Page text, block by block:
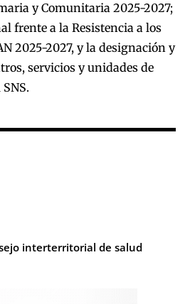
y Comunitaria 2025-2027;
frente a la Resistencia a los
2025-2027, y la designación y
servicios y unidades de
interterritorial de salud